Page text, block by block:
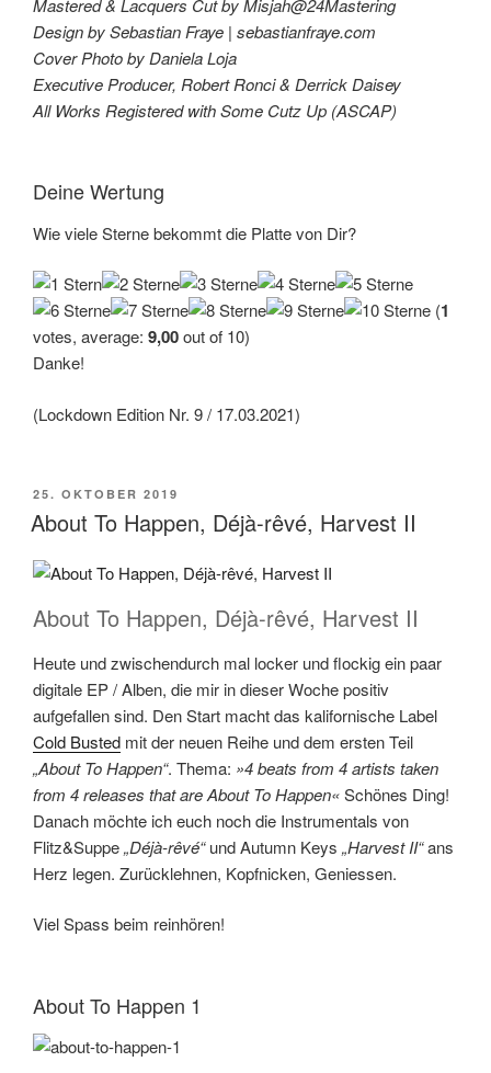
Design by Sebastian Fraye | sebastianfraye.com
Cover Photo by Daniela Loja
Executive Producer, Robert Ronci & Derrick Daisey
All Works Registered with Some Cutz Up (ASCAP)
Deine Wertung
Wie viele Sterne bekommt die Platte von Dir?
(1
votes, average: 9,00out of 10)
Danke!
(Lockdown Edition Nr. 9 / 17.03.2021)
VERÖFFENTLICHT
AM
25. OKTOBER 2019
About To Happen, Déjà​-​rêvé, Harvest II
About To Happen, Déjà​-​rêvé, Harvest II
Heute und zwischendurch mal locker und flockig ein paar
digitale EP / Alben, die mir in dieser Woche positiv
aufgefallen sind. Den Start macht das kalifornische Label
Cold Busted mit der neuen Reihe und dem ersten Teil
„About To Happen“. Thema: »4 beats from 4 artists taken
from 4 releases that are About To Happen«Schönes Ding!
Danach möchte ich euch noch die Instrumentals von
Flitz&Suppe„Déjà​-​rêvé“und Autumn Keys „Harvest II“ans
Herz legen. Zurücklehnen, Kopfnicken, Geniessen.
Viel Spass beim reinhören!
About To Happen 1